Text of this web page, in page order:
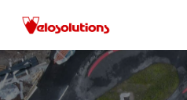
contenu
principal